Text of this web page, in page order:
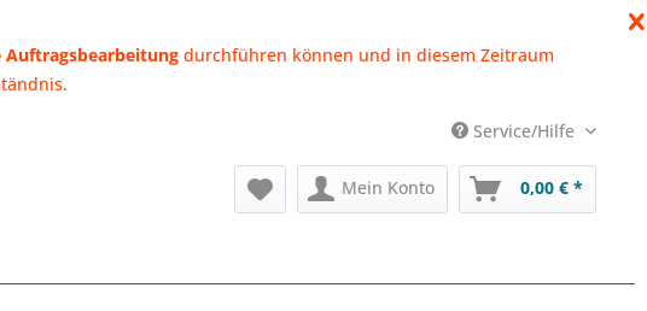
Auftragsbearbeitung durchführen können und in diesem Zeitraum
Service/Hilfe
Mein Konto 0,00 € *